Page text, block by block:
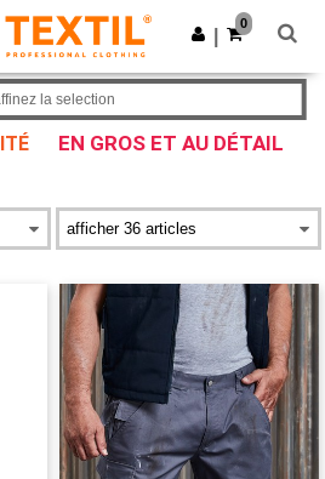
!
Obtenir l'appli
0
EN GROS ET AU DÉTAIL
la selection